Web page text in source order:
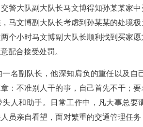
警大队副大队长马文博得知孙某某家
马文博副大队长考虑到孙某某的处境
个小时马文博副大队长顺利找到买家
配合接受处罚。
名副队长，他深知肩负的重任以及自
：不准别人干的事，自己首先不干；
人和助手。日常工作中，凡大事总要
员亲自看望，面对繁重的交通管理任